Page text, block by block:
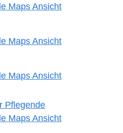
Maps Ansicht
Maps Ansicht
Maps Ansicht
Pflegende
Maps Ansicht